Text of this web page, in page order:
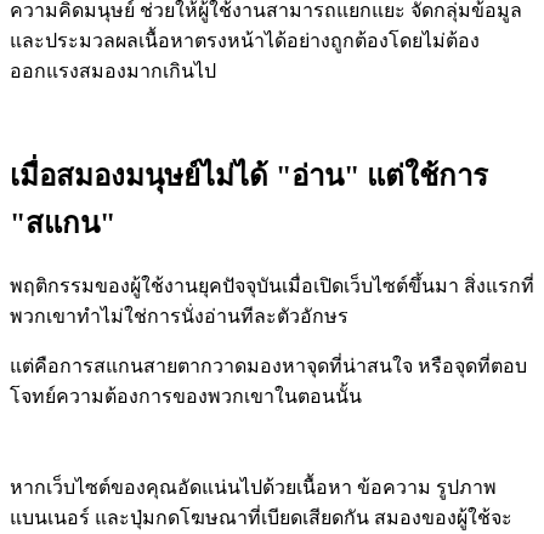
ความคิดมนุษย์ ช่วยให้ผู้ใช้งานสามารถแยกแยะ จัดกลุ่มข้อมูล
และประมวลผลเนื้อหาตรงหน้าได้อย่างถูกต้องโดยไม่ต้อง
ออกแรงสมองมากเกินไป
เมื่อสมองมนุษย์ไม่ได้ "อ่าน" แต่ใช้การ
"สแกน"
พฤติกรรมของผู้ใช้งานยุคปัจจุบันเมื่อเปิดเว็บไซต์ขึ้นมา สิ่งแรกที่
พวกเขาทำไม่ใช่การนั่งอ่านทีละตัวอักษร
แต่คือการสแกนสายตากวาดมองหาจุดที่น่าสนใจ หรือจุดที่ตอบ
โจทย์ความต้องการของพวกเขาในตอนนั้น
หากเว็บไซต์ของคุณอัดแน่นไปด้วยเนื้อหา ข้อความ รูปภาพ
แบนเนอร์ และปุ่มกดโฆษณาที่เบียดเสียดกัน สมองของผู้ใช้จะ